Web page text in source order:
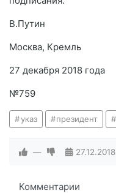
В.Путин
Москва, Кремль
27 декабря 2018 года
№759
указ президент
— 27.12.2018
Комментарии